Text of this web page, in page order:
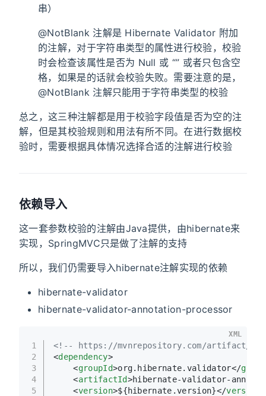
串）
@NotBlank 注解是 Hibernate Validator 附加
的注解，对于字符串类型的属性进行校验，校验
时会检查该属性是否为 Null 或 “” 或者只包含空
格，如果是的话就会校验失败。需要注意的是，
@NotBlank 注解只能用于字符串类型的校验
总之，这三种注解都是用于校验字段值是否为空的注
解，但是其校验规则和用法有所不同。在进行数据校
验时，需要根据具体情况选择合适的注解进行校验
依赖导入
这一套参数校验的注解由Java提供，由hibernate来
实现，SpringMVC只是做了注解的支持
所以，我们仍需要导入hibernate注解实现的依赖
hibernate-validator
hibernate-validator-annotation-processor
1
2
3
4
5
<!-- https://mvnrepository.com/artifact/
<dependency>
<groupId>org.hibernate.validator</
<artifactId>hibernate-validator-
<version>${hibernate.version}</version
XML